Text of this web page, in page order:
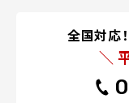
全国対応
＼